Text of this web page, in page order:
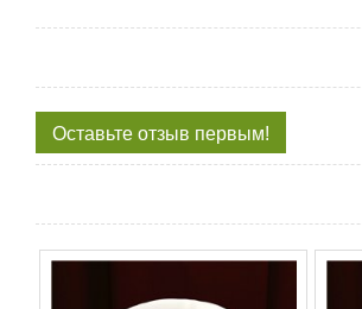
Оставьте отзыв первым!